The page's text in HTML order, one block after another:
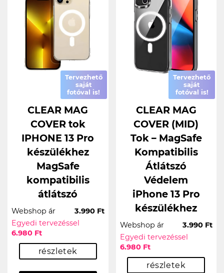
Tervezhető
saját
fotóval is!
CLEAR MAG
COVER tok
IPHONE 13 Pro
készülékhez
MagSafe
kompatibilis
átlátszó
Webshop ár
3.990 Ft
Egyedi tervezéssel
6.980 Ft
részletek
Tervezhető
saját
fotóval is!
CLEAR MAG
COVER (MID)
Tok – MagSafe
Kompatibilis
Átlátszó
Védelem
iPhone 13 Pro
készülékhez
Webshop ár
3.990 Ft
Egyedi tervezéssel
6.980 Ft
részletek